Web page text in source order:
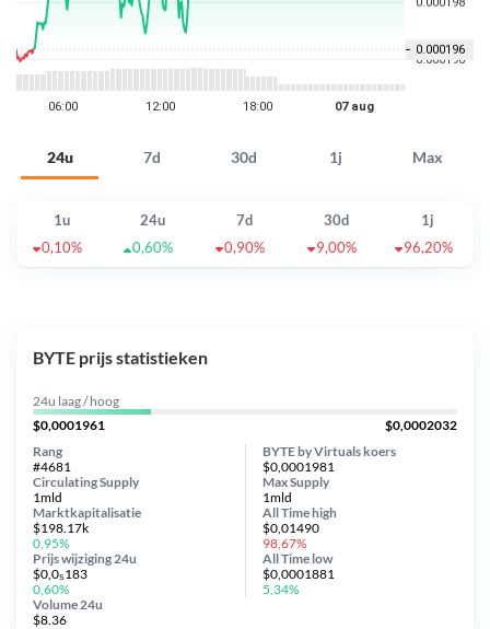
24u 7d 30d 1j Max
1u 24u 7d 30d
1j
0,10%
0,60% 0,90% 9,00% 96,20%
BYTE prijs statistieken
24u laag / hoog
$0,0001961
$0,0002032
BYTE by Virtuals koers
$0,0001981
Circulating Supply
1mld
Prijs wijziging 24u
$0,0₅183
0,60%
Max Supply
1mld
Marktkapitalisatie
$198.17k
0,95%
Volume 24u
$8.36
Rang
#4681
All Timehigh
$0,01490
98,67%
All Time low
$0,0001881
5,34%